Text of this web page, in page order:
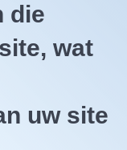
die
wat
uw site